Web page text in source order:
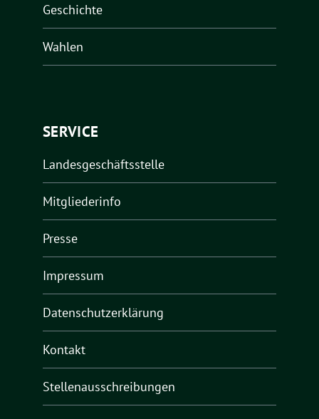
Geschichte
Wahlen
SERVICE
Landesgeschäftsstelle
Mitgliederinfo
Presse
Impressum
Datenschutzerklärung
Kontakt
Stellenausschreibungen